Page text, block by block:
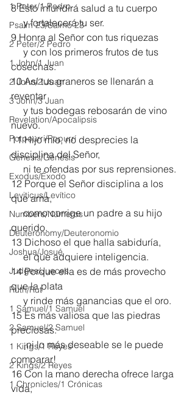
1 Peter/1 Pedro
Psalm 23/Salmo 23
2 Peter/2 Pedro
1 John/1 Juan
2 John/2 Juan
3 John/3 Juan
Revelation/Apocalipsis
Potpourri/Popurrí
Genesis/Génesis
Exodus/Éxodo
Leviticus/Levítico
Numbers/Números
Deuteronomy/Deuteronomio
Joshua/Josué
Judges/Jueces
Ruth/Rut
1 Samuel/1 Samuel
2 Samuel/2 Samuel
1 Kings/1 Reyes
2 Kings/2 Reyes
1 Chronicles/1 Crónicas
8 Esto infundirá salud a tu cuerpo
     y fortalecerá tu ser.
9 Honra al Señor con tus riquezas
cosechas.
10 Así tus graneros se llenarán a
reventar
nuevo.
11 Hijo mío, no desprecies la
disciplina del Señor,
     ni te ofendas por sus reprensiones.
12 Porque el Señor disciplina a los
que ama,
     como corrige un padre a su hijo
querido.
13 Dichoso el que halla sabiduría,
     el que adquiere inteligencia.
14 Porque ella es de más provecho
que la plata
     y rinde más ganancias que el oro.
15 Es más valiosa que las piedras
preciosas:
     ¡ni lo más deseable se le puede
comparar!
16 Con la mano derecha ofrece larga
vida;